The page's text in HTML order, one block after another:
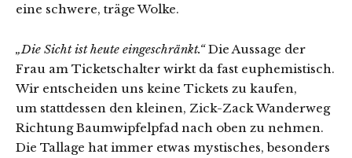
eine schwere, träge Wolke.
„Die Sicht ist heute eingeschränkt.“Die Aussage der
Frau am Ticketschalter wirkt da fast euphemistisch.
Wir entscheiden uns keine Tickets zu kaufen,
um stattdessen den kleinen, Zick-Zack Wanderweg
Richtung Baumwipfelpfad nach oben zu nehmen.
Die Tallage hat immer etwas mystisches, besonders